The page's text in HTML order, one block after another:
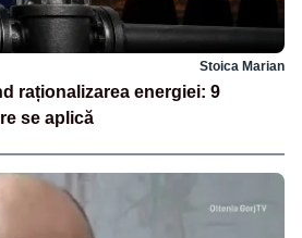
Stoica Marian
raționalizarea energiei: 9
se aplică